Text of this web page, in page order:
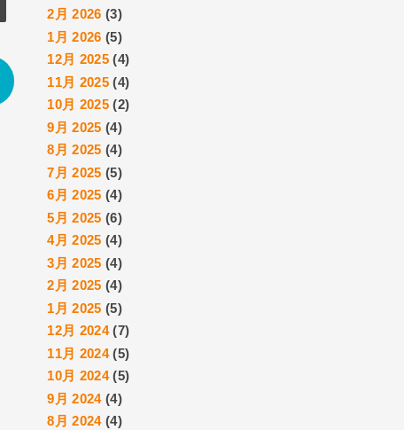
2月 2026 (3)
1月 2026 (5)
12月 2025 (4)
11月 2025 (4)
10月 2025 (2)
9月 2025 (4)
8月 2025 (4)
7月 2025 (5)
6月 2025 (4)
5月 2025 (6)
4月 2025 (4)
3月 2025 (4)
2月 2025 (4)
1月 2025 (5)
12月 2024(7)
11月 2024(5)
10月 2024(5)
9月 2024(4)
8月 2024(4)